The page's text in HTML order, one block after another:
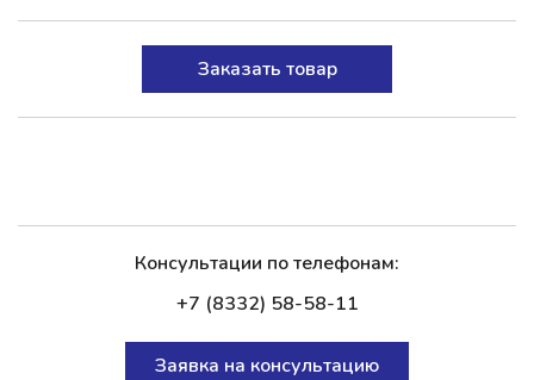
Заказать товар
Консультации по телефонам:
+7 (8332) 58-58-11
Заявка на консультацию